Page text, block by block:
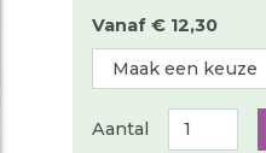
Vanaf € 12,30
Aantal